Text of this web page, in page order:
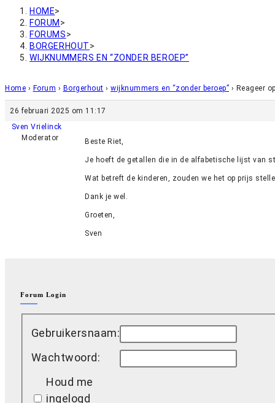
HOME>
FORUM >
FORUMS>
BORGERHOUT>
WIJKNUMMERS EN “ZONDER BEROEP”
Home › Forum › Borgerhout › wijknummers en “zonder beroep” › Reageer
26 februari 2025 om 11:17
Sven Vrielinck
Moderator
Beste Riet,
Je hoeft de getallen die in de alfabetische lijst van
Wat betreft de kinderen, zouden we het op prijs
Dank je wel.
Groeten,
Sven
Forum Login
Gebruikersnaam:
Wachtwoord:
Houd me
ingelogd